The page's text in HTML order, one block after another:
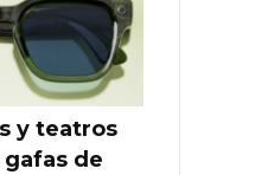
y teatros
de